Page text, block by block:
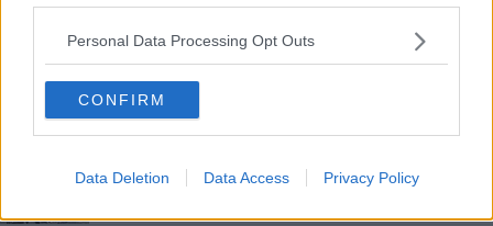
Personal Data Processing Opt Outs
CONFIRM
Data Deletion Data Access Privacy Policy
Il gelato che piace in Vaticano arriva ad Arezzo
Gli Oscar Green 2015 Made in Tuscany
​Sgarbi “sposta” la statua di Benigni
A Roberto Benigni il Leone d'Oro alla carriera